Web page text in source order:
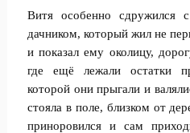
Витя особенно сдружился
дачником, который жил не
и показал ему околицу,
где ещё лежали остатки
которой они прыгали и
стояла в поле, близком от
приноровился и сам